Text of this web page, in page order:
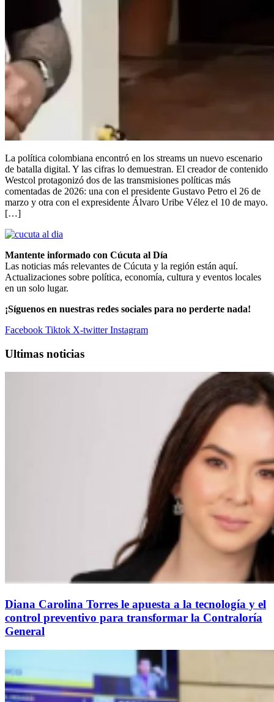
La política colombiana encontró en los streams un nuevo escenario
de batalla digital. Y las cifras lo demuestran. El creador de contenido
Westcol protagonizó dos de las transmisiones políticas más
comentadas de 2026: una con el presidente Gustavo Petro el 26 de
marzo y otra con el expresidente Álvaro Uribe Vélez el 10 de mayo.
[…]
Mantente informado con Cúcuta al Día
Las noticias más relevantes de Cúcuta y la región están aquí.
Actualizaciones sobre política, economía, cultura y eventos locales
en un solo lugar.
¡Síguenos en nuestras redes sociales para no perderte nada!
Facebook Tiktok X-twitter Instagram
Ultimas noticias
Diana Carolina Torres le apuesta a la tecnología y el
control preventivo para transformar la Contraloría
General